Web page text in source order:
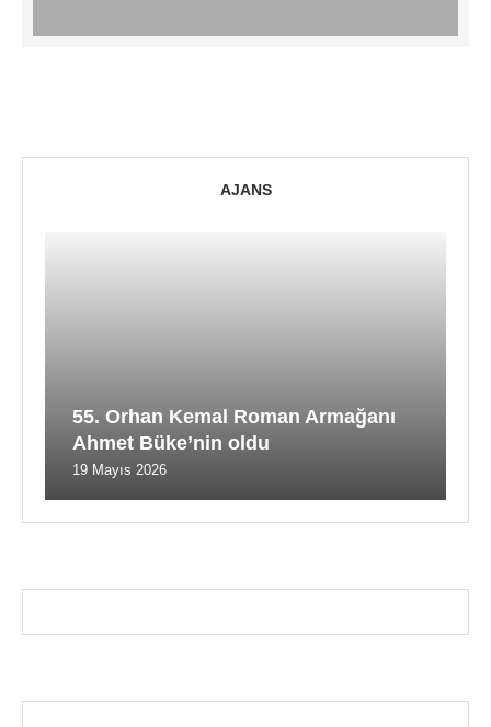
AJANS
55. Orhan Kemal Roman Armağanı
Ahmet Büke’nin oldu
19 Mayıs 2026